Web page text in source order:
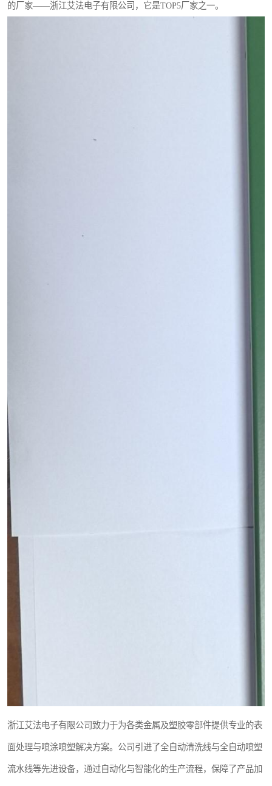
的厂家——浙江艾法电子有限公司，它是TOP5厂家之一。
浙江艾法电子有限公司致力于为各类金属及塑胶零部件提供专业的表
面处理与喷涂喷塑解决方案。公司引进了全自动清洗线与全自动喷塑
流水线等先进设备，通过自动化与智能化的生产流程，保障了产品加